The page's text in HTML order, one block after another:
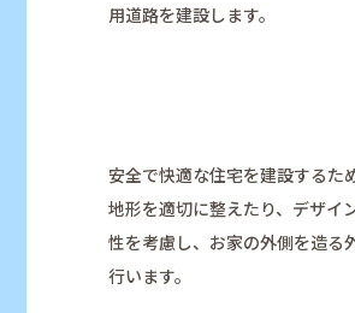
用道路を建設します。
安全で快適な住宅を建設するた
地形を適切に整えたり、デザイ
性を考慮し、お家の外側を造る
行います。